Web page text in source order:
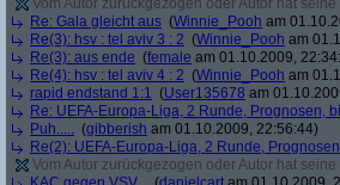
Vom Autor zurückgezogen oder Autor hat
Re: Gala gleicht aus (Winnie_Pooh am
Re(3): hsv : tel aviv 3 : 2 (Winnie_Pooh am
Re(3): aus ende (female am 01.10.2009,
Re(4): hsv : tel aviv 4 : 2 (Winnie_Pooh am
rapid endstand 1:1 (User135678 am
Re: UEFA-Europa-Liga, 2 Runde, Prognosen,
Puh..... (gibberish am 01.10.2009, 22:56:44)
Re(2): UEFA-Europa-Liga, 2 Runde,
Vom Autor zurückgezogen oder Autor hat